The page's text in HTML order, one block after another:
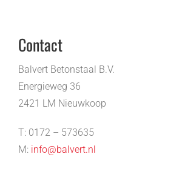
Contact
Balvert Betonstaal B.V.
Energieweg 36
2421 LM Nieuwkoop
T: 0172 – 573635
M: info@balvert.nl